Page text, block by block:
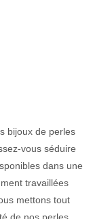
bijoux de perles
vous séduire
dans une
travaillées
mettons tout